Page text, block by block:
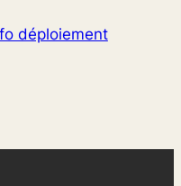
déploiement